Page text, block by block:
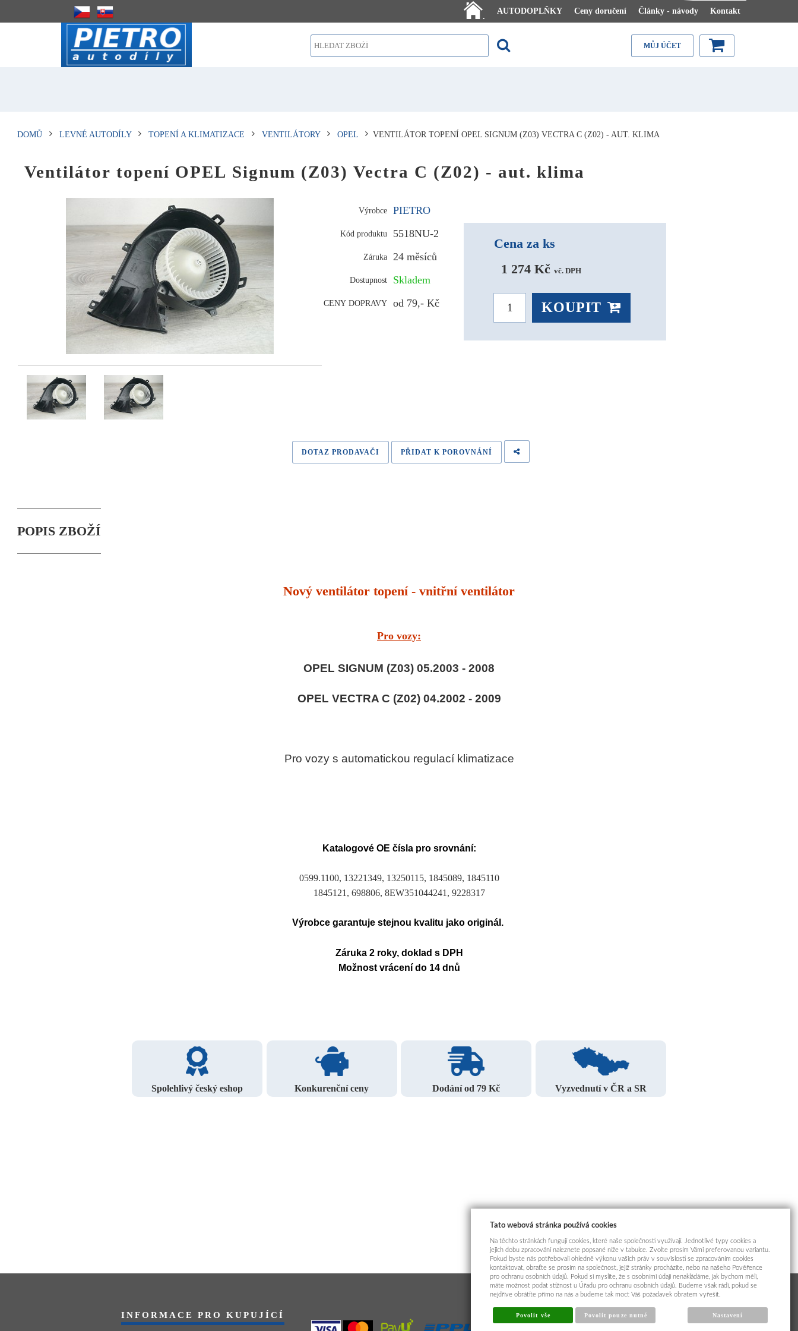
.
AUTODOPLŇKY Ceny doručení Články - návody Kontakt
MŮJ ÚČET
DOMŮ LEVNÉ AUTODÍLY TOPENÍ A KLIMATIZACE VENTILÁTORY OPEL VENTILÁTOR TOPENÍ OPEL SIGNUM (Z03) VECTRA C (Z02) - AUT. KLIMA
Ventilátor topení OPEL Signum (Z03) Vectra C (Z02) - aut. klima
Výrobce PIETRO
Kód produktu 5518NU-2
Záruka 24 měsíců
Dostupnost Skladem
CENY DOPRAVY od 79,- Kč
Cena za ks
1 274 Kč vč. DPH
KOUPIT
DOTAZ PRODAVAČI PŘIDAT K POROVNÁNÍ
POPIS ZBOŽÍ
Nový ventilátor topení - vnitřní ventilátor
Pro vozy:
OPEL SIGNUM (Z03) 05.2003 - 2008
OPEL VECTRA C (Z02) 04.2002 - 2009
Pro vozy s automatickou regulací klimatizace
Katalogové OE čísla pro srovnání:
0599.1100, 13221349, 13250115, 1845089, 1845110
1845121, 698806, 8EW351044241, 9228317
Výrobce garantuje stejnou kvalitu jako originál.
Záruka 2 roky, doklad s DPH
Možnost vrácení do 14 dnů
Spolehlivý český eshop Konkurenční ceny Dodání od 79 Kč Vyzvednutí v ČR a SR
INFORMACE PRO KUPUJÍCÍ
Tato webová stránka používá cookies
Na těchto stránkách fungují cookies, které naše společnosti využívají. Jednotlivé typy cookies a
jejich dobu zpracování naleznete popsané níže v tabulce. Zvolte prosím Vámi preferovanou variantu.
Pokud byste nás potřebovali ohledně výkonu vašich práv v souvislosti se zpracováním cookies
kontaktovat, obraťte se prosím na společnost, jejíž stránky procházíte, nebo na našeho Pověřence
pro ochranu osobních údajů. Pokud si myslíte, že s osobními údaji nenakládáme, jak bychom měli,
máte možnost podat stížnost u Úřadu pro ochranu osobních údajů. Budeme však rádi, pokud se
nejdříve obrátíte přímo na nás a budeme tak moct Váš požadavek obratem vyřešit.
Povolit vše Povolit pouze nutné Nastavení